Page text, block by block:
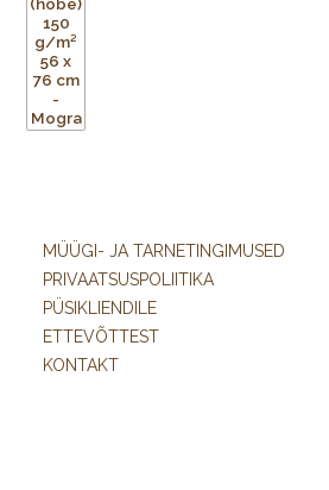
MÜÜGI- JA TARNETINGIMUSED
PRIVAATSUSPOLIITIKA
PÜSIKLIENDILE
ETTEVÕTTEST
KONTAKT